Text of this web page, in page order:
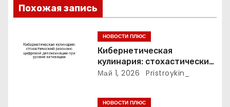
з
п
Похожая запись
НОВОСТИ ПЛЮС
Кибернетическая
кулинария: стохастический
резонанс цифровой
Май 1, 2026 Pristroykin_
НОВОСТИ ПЛЮС